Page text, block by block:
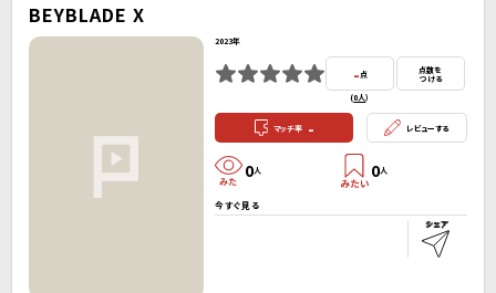
BEYBLADE X
2023年
- 点
(0人）
点数を
つける
マッチ率 - レビューする
0人 0人
今すぐ見る